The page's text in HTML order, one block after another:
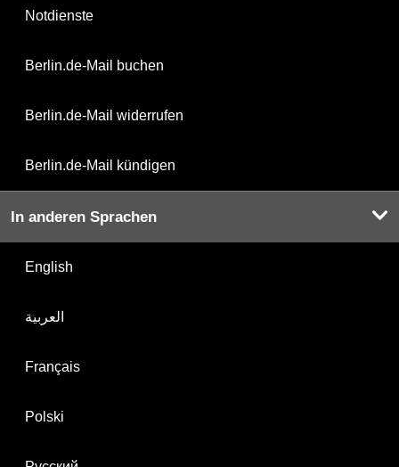
Notdienste
Berlin.de-Mail buchen
Berlin.de-Mail widerrufen
Berlin.de-Mail kündigen
In anderen Sprachen
English
العربية
Français
Polski